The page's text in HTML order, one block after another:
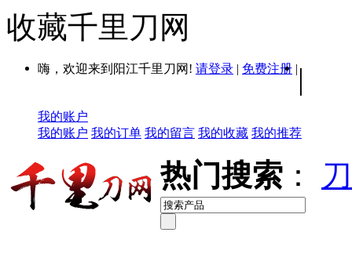
收藏千里刀网
嗨，欢迎来到阳江千里刀网! 请登录 | 免费注册 | |
我的账户
我的账户 我的订单 我的留言 我的收藏 我的推荐
热门搜索 ：